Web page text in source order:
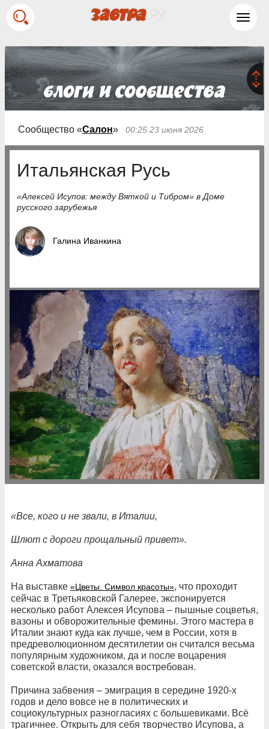
Сообщество «Салон» 00:25 23 июня 2026
Итальянская Русь
«Алексей Исупов: между Вяткой и Тибром» в Доме
русского зарубежья
Галина Иванкина
«Все, кого и не звали, в Италии,
Шлют с дороги прощальный привет».
Анна Ахматова
На выставке «Цветы. Символ красоты», что проходит
сейчас в Третьяковской Галерее, экспонируется
несколько работ Алексея Исупова – пышные соцветья,
вазоны и обворожительные фемины. Этого мастера в
Италии знают куда как лучше, чем в России, хотя в
предреволюционном десятилетии он считался весьма
популярным художником, да и после воцарения
советской власти, оказался востребован.
Причина забвения – эмиграция в середине 1920-х
годов и дело вовсе не в политических и
социокультурных разногласиях с большевиками. Всё
трагичнее. Открыть для себя творчество Исупова, а